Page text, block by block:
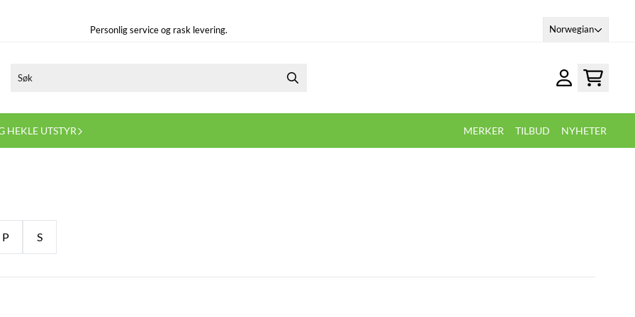
Personlig service og rask levering. Norwegian
HEKLE UTSTYR MERKER TILBUD NYHETER
P S